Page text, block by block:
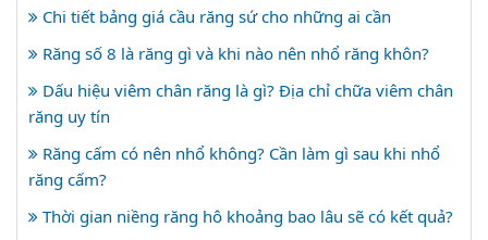
Chi tiết bảng giá cầu răng sứ cho những ai cần
Răng số 8 là răng gì và khi nào nên nhổ răng khôn?
Dấu hiệu viêm chân răng là gì? Địa chỉ chữa viêm chân
răng uy tín
Răng cấm có nên nhổ không? Cần làm gì sau khi nhổ
răng cấm?
Thời gian niềng răng hô khoảng bao lâu sẽ có kết quả?